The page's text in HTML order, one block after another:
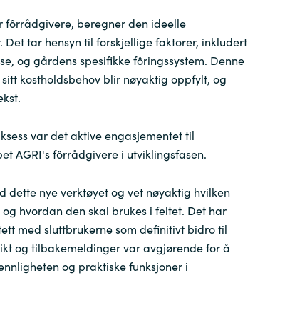
beregner den ideelle
tar hensyn til forskjellige faktorer, inkludert
og gårdens spesifikke fôringssystem. Denne
kostholdsbehov blir nøyaktig oppfylt, og
var det aktive engasjementet til
AGRI's fôrrådgivere i utviklingsfasen.
dette nye verktøyet og vet nøyaktig hvilken
hvordan den skal brukes i feltet. Det har
med sluttbrukerne som definitivt bidro til
og tilbakemeldinger var avgjørende for å
og praktiske funksjoner i